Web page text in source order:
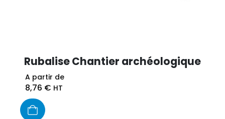
Rubalise Chantier archéologique
A partir de
8,76 € HT